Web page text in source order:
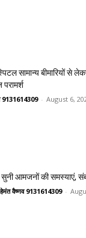
सामान्य बीमारियों से
परामर्श
9131614309 - August 6,
आमजनों की समस्याएं,
हेमंत वैष्णव 9131614309 -